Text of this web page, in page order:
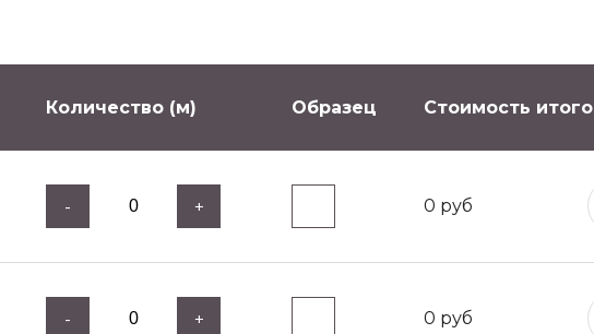
Количество (м) Образец Стоимость итого
- + 0 руб
- + 0 руб